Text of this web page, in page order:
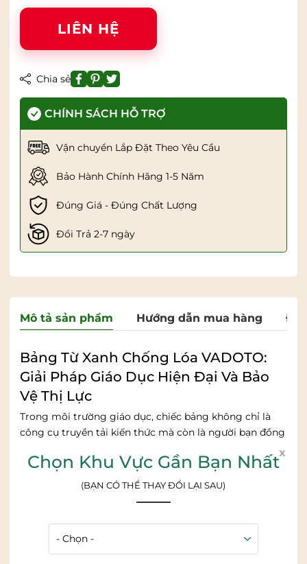
LIÊN HỆ
Chia sẻ
CHÍNH SÁCH HỖ TRỢ
Vận chuyển Lắp Đặt Theo Yêu Cầu
Bảo Hành Chính Hãng 1-5 Năm
Đúng Giá - Đúng Chất Lượng
Đổi Trả 2-7 ngày
Mô tả sản phẩm Hướng dẫn mua hàng
Bảng Từ Xanh Chống Lóa VADOTO:
Giải Pháp Giáo Dục Hiện Đại Và Bảo
Vệ Thị Lực
Trong môi trường giáo dục, chiếc bảng không chỉ là
công cụ truyền tải kiến thức mà còn là người bạn đồng
Thấu hiểu điều đó,VADOTO đã nghiên cứu và sản xuất
Bảng từ xanh viết phấn chống lóa cao cấp, đáp
x
Chọn Khu Vực Gần Bạn Nhất
(BẠN CÓ THỂ THAY ĐỔI LẠI SAU)